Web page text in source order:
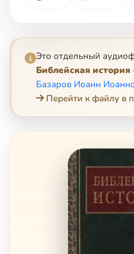
Это отдельный
Библейская история
Базаров Иоанн
Перейти к файлу в